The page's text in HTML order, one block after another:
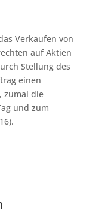
Verkaufen von
auf Aktien
Stellung des
einen
zumal die
und zum